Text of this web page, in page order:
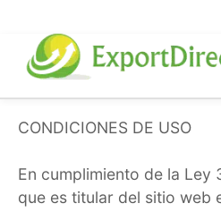
contenido
CONDICIONES DE USO
En cumplimiento de la Ley
que es titular del sitio web